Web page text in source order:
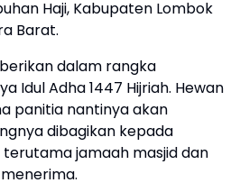
Haji, Kabupaten Lombok
Barat.
dalam rangka
Idul Adha 1447 Hijriah. Hewan
panitia nantinya akan
dibagikan kepada
jamaah masjid dan